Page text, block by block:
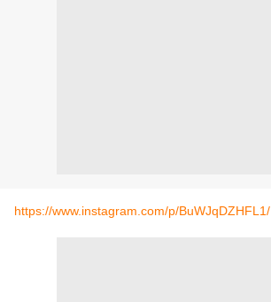
https://www.instagram.com/p/BuWJqDZHFL1/